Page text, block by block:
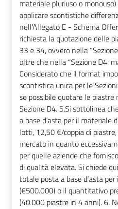
materiale pluriuso o
applicare scontistiche
nell’Allegato E - Schema
richiesta la quotazione delle
33 e 34, ovvero nella
oltre che nella “Sezione D4:
Considerato che il format
scontistica unica per le
se possibile quotare le
Sezione D4. 5.Si sottolinea
a base d’asta per il materiale
lotti, 12,50 €/coppia di
mercato in quanto
per quelle aziende che
di qualità elevata. Si chiede
totale posta a base d’asta
(€500.000) o il quantitativo
(40.000 piastre in 4 anni). 6.